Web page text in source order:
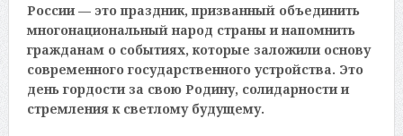
России — это праздник, призванный объединить
многонациональный народ страны и напомнить
гражданам о событиях, которые заложили основу
современного государственного устройства. Это
день гордости за свою Родину, солидарности и
стремления к светлому будущему.